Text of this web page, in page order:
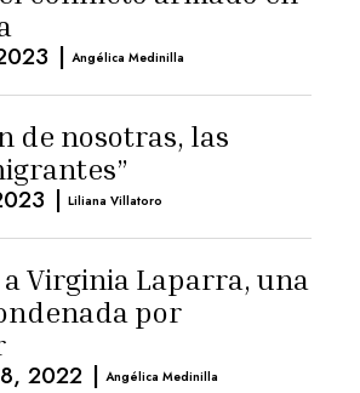
| Angélica Medinilla
de nosotras, las
| Liliana Villatoro
Virginia Laparra, una
por
2022 | Angélica Medinilla